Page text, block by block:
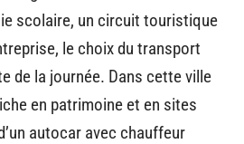
scolaire, un circuit touristique
le choix du transport
de la journée. Dans cette ville
en patrimoine et en sites
autocar avec chauffeur